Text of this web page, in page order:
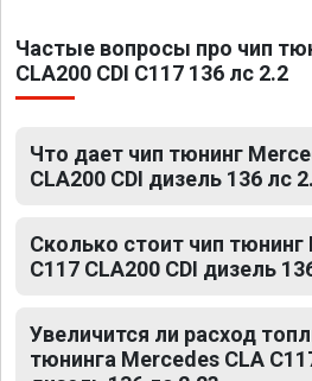
Частые вопросы про чип
CLA200 CDI C117 136 лс 2.2
Что дает чип тюнинг
CLA200 CDI дизель 136 лс
Сколько стоит чип тюнинг
C117 CLA200 CDI дизель
Увеличится ли расход
тюнинга Mercedes CLA